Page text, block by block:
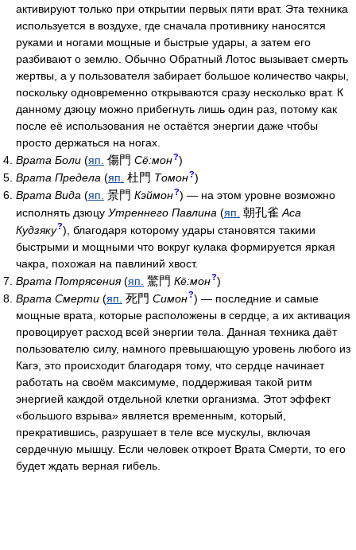
активируют только при открытии первых пяти врат. Эта техника
используется в воздухе, где сначала противнику наносятся
руками и ногами мощные и быстрые удары, а затем его
разбивают о землю. Обычно Обратный Лотос вызывает смерть
жертвы, а у пользователя забирает большое количество чакры,
поскольку одновременно открываются сразу несколько врат. К
данному дзюцу можно прибегнуть лишь один раз, потому как
после её использования не остаётся энергии даже чтобы
просто держаться на ногах.
Врата Боли (яп. 傷門 Сё:мон?)
Врата Предела (яп. 杜門 Томон?)
Врата Вида (яп. 景門 Кэймон?) — на этом уровне возможно
исполнять дзюцу Утреннего Павлина (яп. 朝孔雀 Аса
Кудзяку?), благодаря которому удары становятся такими
быстрыми и мощными что вокруг кулака формируется яркая
чакра, похожая на павлиний хвост.
Врата Потрясения(яп. 驚門 Кё:мон?)
Врата Смерти (яп. 死門 Симон?) — последние и самые
мощные врата, которые расположены в сердце, а их активация
провоцирует расход всей энергии тела. Данная техника даёт
пользователю силу, намного превышающую уровень любого из
Кагэ, это происходит благодаря тому, что сердце начинает
работать на своём максимуме, поддерживая такой ритм
энергией каждой отдельной клетки организма. Этот эффект
«большого взрыва» является временным, который,
прекратившись, разрушает в теле все мускулы, включая
сердечную мышцу. Если человек откроет Врата Смерти, то его
будет ждать верная гибель.